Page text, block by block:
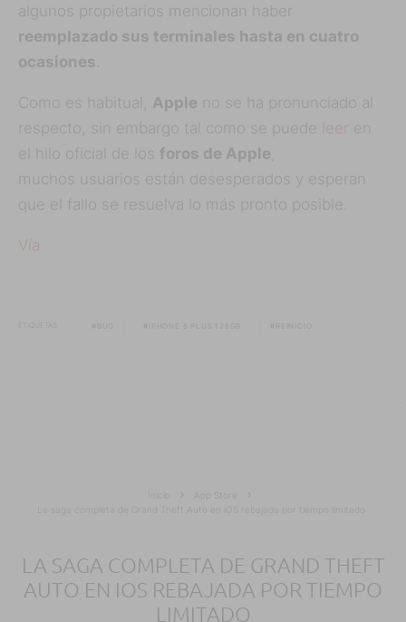
algunos propietarios mencionan haber
reemplazado sus terminales hasta en cuatro
ocasiones
Como es habitual, Apple no se ha pronunciado al
respecto, sin embargo tal como se puede
leer en
el hilo oficial de los foros de Apple
muchos usuarios están desesperados y esperan
que el fallo se resuelva lo más pronto posible.
Vía
ETIQUETAS REINICIO
App Store
La saga completa de Grand Theft Auto en iOS rebajada por tiempo limitado
LA SAGA COMPLETA DE GRAND THEFT
AUTO EN IOS REBAJADA POR TIEMPO
LIMITADO